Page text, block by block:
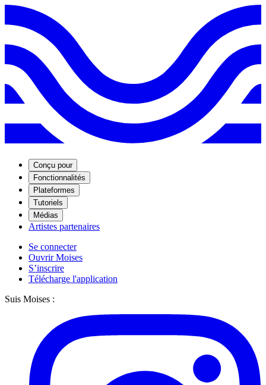
Conçu pour
Fonctionnalités
Plateformes
Tutoriels
Médias
Artistes partenaires
Se connecter
Ouvrir Moises
S’inscrire
Télécharge l'application
Suis Moises :